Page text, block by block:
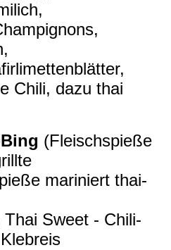
Chili, dazu thai
(Fleischspieße
mariniert thai-
Sweet - Chili-